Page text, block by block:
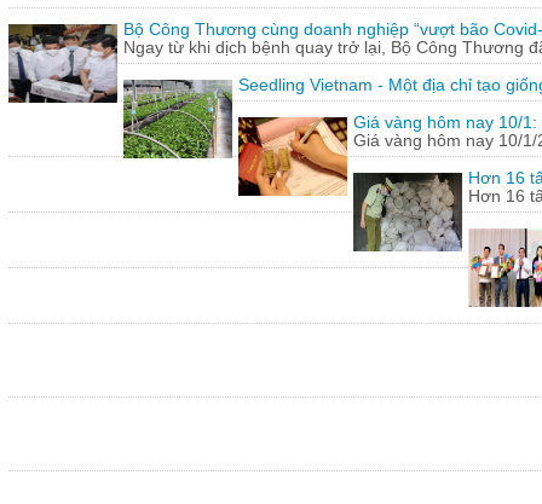
Bộ Công Thương cùng doanh nghiệp “vượt bão
Ngay từ khi dịch bệnh quay trở lại, Bộ Công Thương
Seedling Vietnam - Một địa chỉ tạo
Giá vàng hôm nay 10/
Giá vàng hôm nay 10/
Hơn 16
Hơn 16